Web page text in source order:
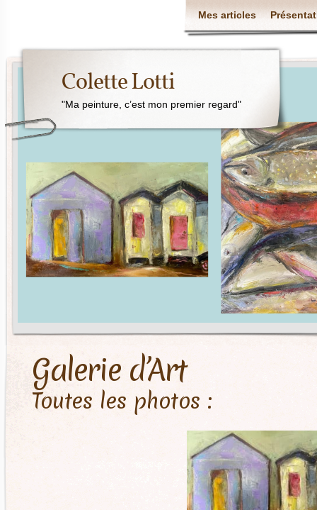
Mes articles
Colette Lotti
"Ma peinture, c’est mon premier regard"
Galerie d’Art
Toutes les photos :